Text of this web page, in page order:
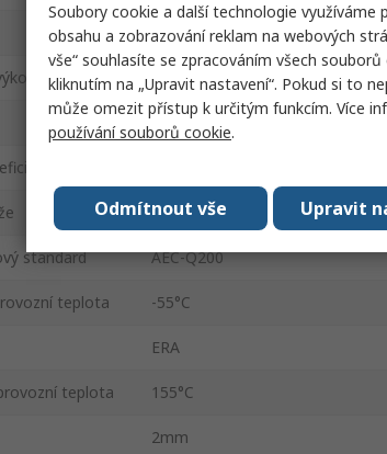
±0.1 %
0.125W
200V
Povrch
standard AEC-Q200
teplota -55°C
ERA
teplota 155°C
2mm
Soubory cookie a další technologie využíváme
obsahu a zobrazování reklam na webových
vše“ souhlasíte se zpracováním všech
kliknutím na „Upravit nastavení“. Pokud si to
může omezit přístup k určitým funkcím. Více
používání souborů cookie.
Upravit
Odmítnout vše